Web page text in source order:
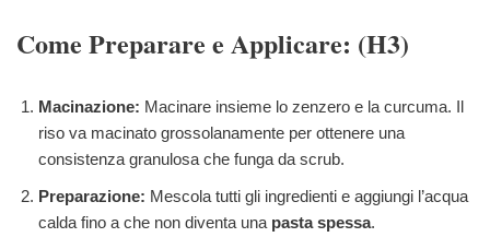
Come Preparare e Applicare: (H3)
Macinazione: Macinare insieme lo zenzero e la curcuma. Il
riso va macinato grossolanamente per ottenere una
consistenza granulosa che funga da scrub.
Preparazione: Mescola tutti gli ingredienti e aggiungi l’acqua
calda fino a che non diventa una pasta spessa.